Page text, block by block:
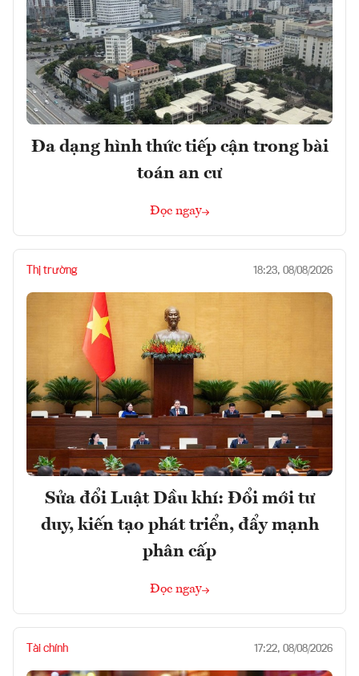
Đa dạng hình thức tiếp cận trong bài
toán an cư
Đọc ngay
Thị trường 18:23, 08/08/2026
Sửa đổi Luật Dầu khí: Đổi mới tư
duy, kiến tạo phát triển, đẩy mạnh
phân cấp
Đọc ngay
Tài chính 17:22, 08/08/2026